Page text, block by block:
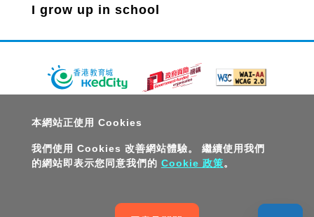
I grow up in school
人才招募
聯絡我們
版權所有© 2026 香港教育城有限公司
私隱政策聲明 服務條款
版權及知識產權政策
本網站正使用 Cookies
我們使用 Cookies 改善網站體驗。 繼續使用我們
的網站即表示您同意我們的 Cookie 政策。